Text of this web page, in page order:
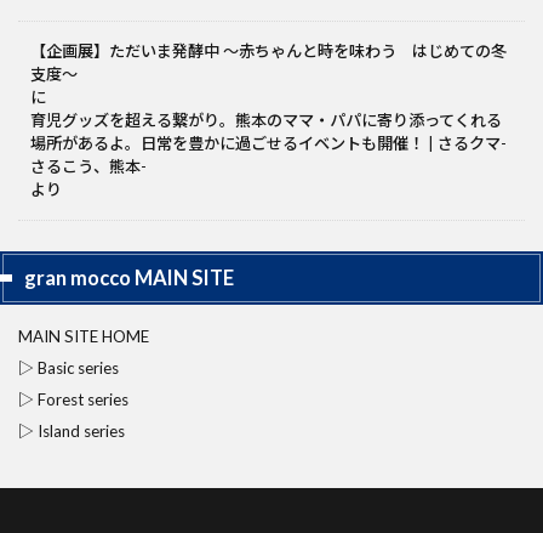
【企画展】ただいま発酵中 〜赤ちゃんと時を味わう はじめての冬
支度～
に
育児グッズを超える繋がり。熊本のママ・パパに寄り添ってくれる
場所があるよ。日常を豊かに過ごせるイベントも開催！ | さるクマ-
さるこう、熊本-
より
gran mocco MAIN SITE
MAIN SITE HOME
▷ Basic series
▷ Forest series
▷ Island series